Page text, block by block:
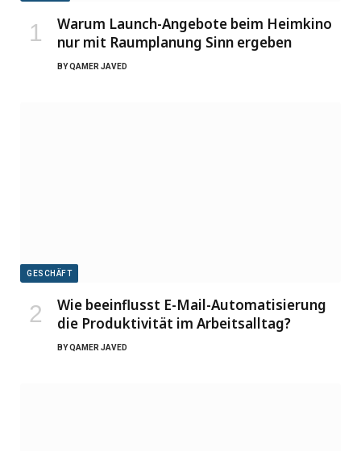
Warum Launch-Angebote beim Heimkino
nur mit Raumplanung Sinn ergeben
BYQAMER JAVED
GESCHÄFT
Wie beeinflusst E-Mail-Automatisierung
die Produktivität im Arbeitsalltag?
BYQAMER JAVED